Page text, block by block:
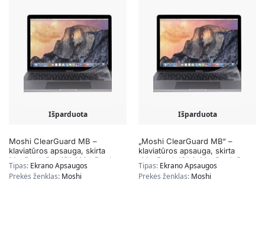
Išparduota
Moshi ClearGuard MB –
klaviatūros apsauga, skirta
MacBook Pro 13″ / MacBook
Pro 15″ (JAV išdėstymas)
Tipas: Ekrano Apsaugos
Prekės ženklas: Moshi
Išparduota
„Moshi ClearGuard MB“ –
klaviatūros apsauga, skirta
„MacBook 12“ / „MacBook Pro
13“ (ES išdėstymas)
Tipas: Ekrano Apsaugos
Prekės ženklas: Moshi